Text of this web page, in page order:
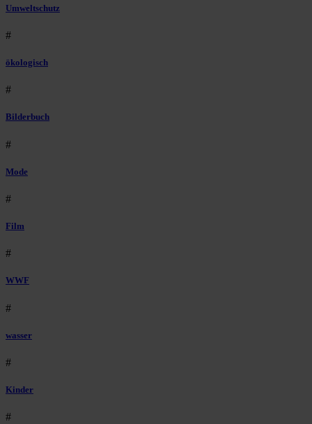
Umweltschutz
#
ökologisch
#
Bilderbuch
#
Mode
#
Film
#
WWF
#
wasser
#
Kinder
#